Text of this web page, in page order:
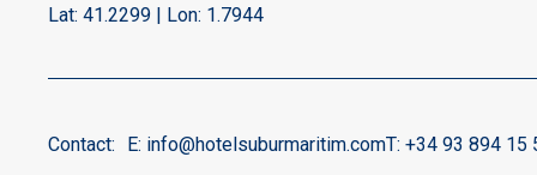
Lat: 41.2299 | Lon: 1.7944
Contact: E: info@hotelsuburmaritim.comT: +34 93 894 15